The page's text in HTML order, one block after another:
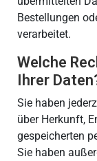
Bestellungen
verarbeitet.
Welche
Ihrer
Sie haben
über Herkunft,
gespeicherten
Sie haben